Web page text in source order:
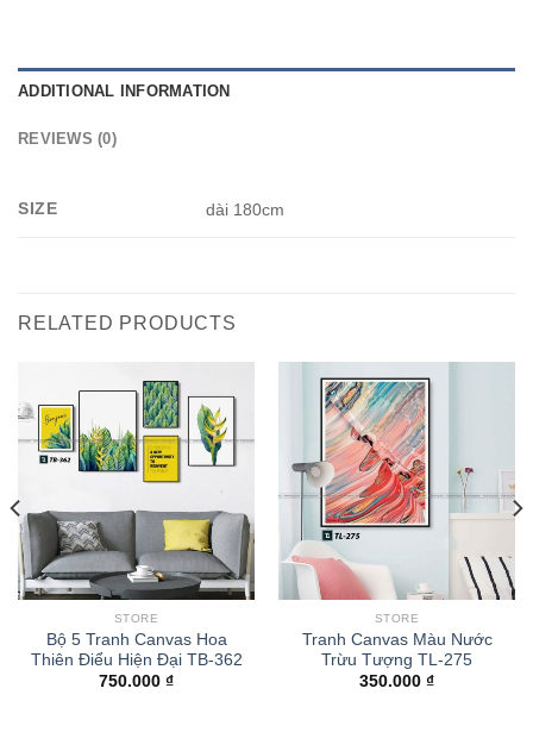
ADDITIONAL INFORMATION
REVIEWS (0)
SIZE dài 180cm
RELATED PRODUCTS
STORE
Bộ 5 Tranh Canvas Hoa
Thiên Điểu Hiện Đại TB-362
750.000 ₫
STORE
Tranh Canvas Màu Nước
Trừu Tượng TL-275
350.000 ₫